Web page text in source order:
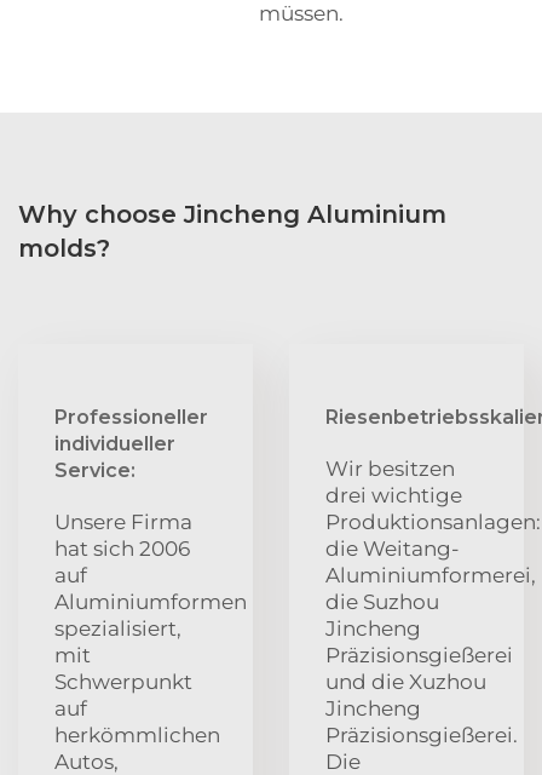
müssen.
Why choose Jincheng Aluminium
molds?
Professioneller
individueller
Service:
Unsere Firma
hat sich 2006
auf
Aluminiumformen
spezialisiert,
mit
Schwerpunkt
auf
herkömmlichen
Autos,
Wir besitzen
drei wichtige
Produktionsanlagen:
die Weitang-
Aluminiumformerei,
die Suzhou
Jincheng
Präzisionsgießerei
und die Xuzhou
Jincheng
Präzisionsgießerei.
Die